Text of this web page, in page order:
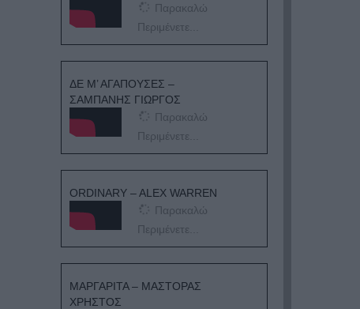
Παρακαλώ
Περιμένετε...
ΔΕ Μ’ ΑΓΑΠΟΥΣΕΣ –
ΣΑΜΠΑΝΗΣ ΓΙΩΡΓΟΣ
Παρακαλώ
Περιμένετε...
ORDINARY – ALEX WARREN
Παρακαλώ
Περιμένετε...
ΜΑΡΓΑΡΙΤΑ – ΜΑΣΤΟΡΑΣ
ΧΡΗΣΤΟΣ